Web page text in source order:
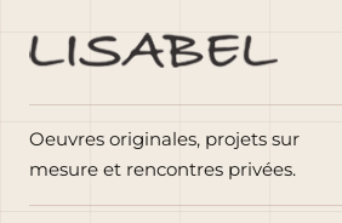
Oeuvres originales, projets sur
mesure et rencontres privées.